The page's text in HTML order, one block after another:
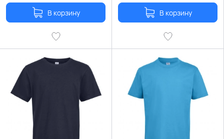
В корзину В корзину